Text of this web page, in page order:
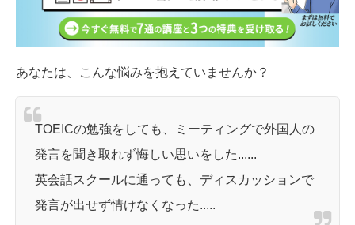
あなたは、こんな悩みを抱えていませんか？
TOEICの勉強をしても、ミーティングで外国人の
発言を聞き取れず悔しい思いをした......
英会話スクールに通っても、ディスカッションで
発言が出せず情けなくなった.....